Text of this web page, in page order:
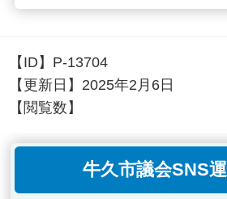
【ID】 P-13704
【更新日】 2025年2月6日
【閲覧数】
牛久市議会SNS